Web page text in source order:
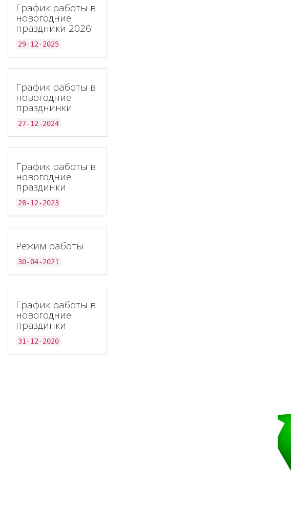
График работы в
новогодние
праздники 2026!
29-12-2025
График работы в
новогодние
празднинки
27-12-2024
График работы в
новогодние
праздинки
28-12-2023
Режим работы
30-04-2021
График работы в
новогодние
праздинки
31-12-2020